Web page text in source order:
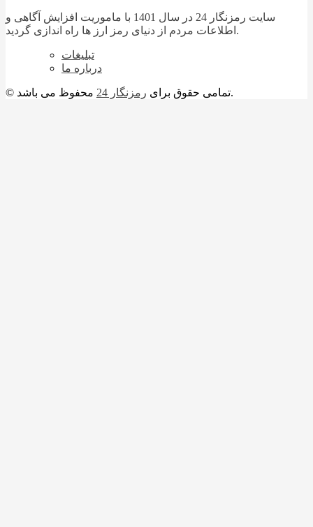
سایت رمزنگار 24 در سال 1401 با ماموریت افزایش آگاهی و
اطلاعات مردم از دنیای رمز ارز ها راه اندازی گردید.
تبلیغات
درباره ما
© تمامی حقوق برای رمزنگار 24 محفوظ می باشد.